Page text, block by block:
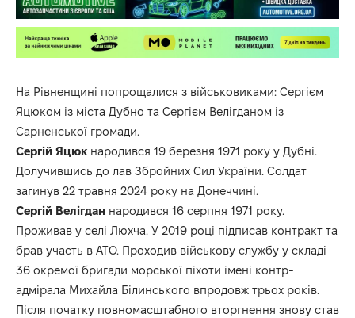
На Рівненщині попрощалися з військовиками: Сергієм
Яцюком із міста Дубно та Сергієм Велігданом із
Сарненської громади.
Сергій Яцюк народився 19 березня 1971 року у Дубні.
Долучившись до лав Збройних Сил України. Солдат
загинув 22 травня 2024 року на Донеччині.
Сергій Велігдан народився 16 серпня 1971 року.
Проживав у селі Люхча. У 2019 році підписав контракт та
брав участь в АТО. Проходив військову службу у складі
36 окремої бригади морської піхоти імені контр-
адмірала Михайла Білинського впродовж трьох років.
Після початку повномасштабного вторгнення знову став